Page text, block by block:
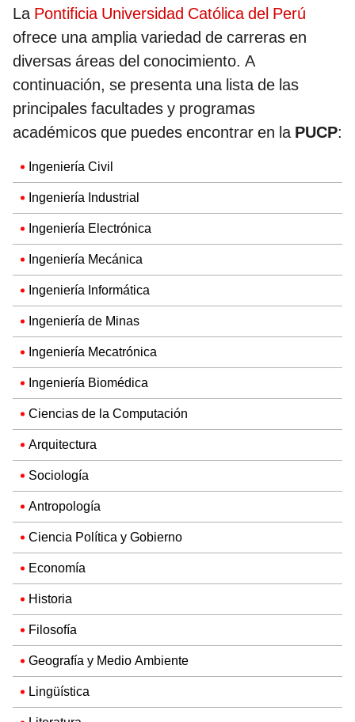
La Pontificia Universidad Católica del Perú
ofrece una amplia variedad de carreras en
diversas áreas del conocimiento. A
continuación, se presenta una lista de las
principales facultades y programas
académicos que puedes encontrar en la PUCP:
Ingeniería Civil
Ingeniería Industrial
Ingeniería Electrónica
Ingeniería Mecánica
Ingeniería Informática
Ingeniería de Minas
Ingeniería Mecatrónica
Ingeniería Biomédica
Ciencias de la Computación
Arquitectura
Sociología
Antropología
Ciencia Política y Gobierno
Economía
Historia
Filosofía
Geografía y Medio Ambiente
Lingüística